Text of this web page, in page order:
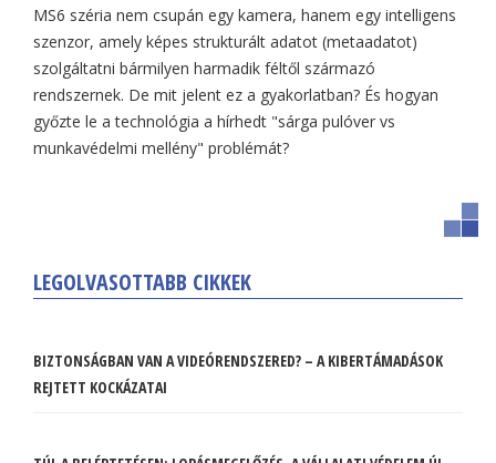
MS6 széria nem csupán egy kamera, hanem egy intelligens
szenzor, amely képes strukturált adatot (metaadatot)
szolgáltatni bármilyen harmadik féltől származó
rendszernek. De mit jelent ez a gyakorlatban? És hogyan
győzte le a technológia a hírhedt "sárga pulóver vs
munkavédelmi mellény" problémát?
LEGOLVASOTTABB CIKKEK
BIZTONSÁGBAN VAN A VIDEÓRENDSZERED? – A KIBERTÁMADÁSOK
REJTETT KOCKÁZATAI